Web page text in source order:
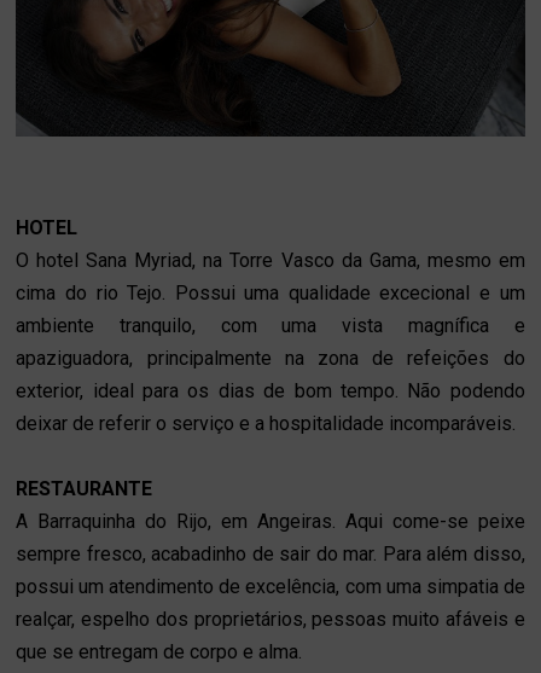
HOTEL
O hotel Sana Myriad, na Torre Vasco da Gama, mesmo em
cima do rio Tejo. Possui uma qualidade excecional e um
ambiente tranquilo, com uma vista magnífica e
apaziguadora, principalmente na zona de refeições do
exterior, ideal para os dias de bom tempo. Não podendo
deixar de referir o serviço e a hospitalidade incomparáveis.
RESTAURANTE
A Barraquinha do Rijo, em Angeiras. Aqui come-se peixe
sempre fresco, acabadinho de sair do mar. Para além disso,
possui um atendimento de excelência, com uma simpatia de
realçar, espelho dos proprietários, pessoas muito afáveis e
que se entregam de corpo e alma.